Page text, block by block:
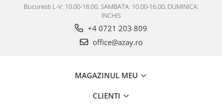
Bucuresti L-V: 10.00-18.00, SAMBATA: 10.00-16.00, DUMINICA:
INCHIS
+4 0721 203 809
office@azay.ro
MAGAZINUL MEU
CLIENTI